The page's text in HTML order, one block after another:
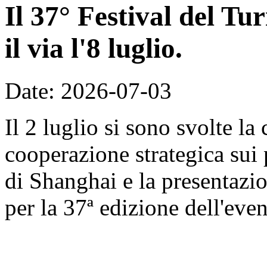
Il 37° Festival del
il via l'8 luglio.
Date: 2026-07-03
Il 2 luglio si sono svolte la
cooperazione strategica
di Shanghai e la
per la 37ª edizione